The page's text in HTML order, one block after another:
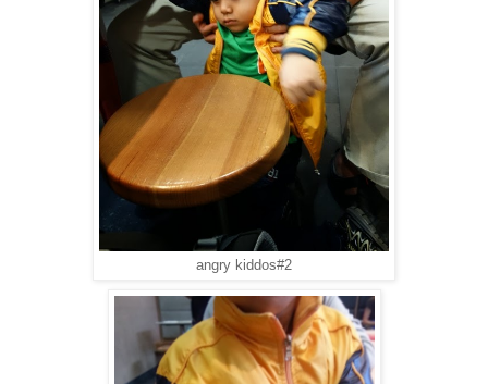
angry kiddos#2